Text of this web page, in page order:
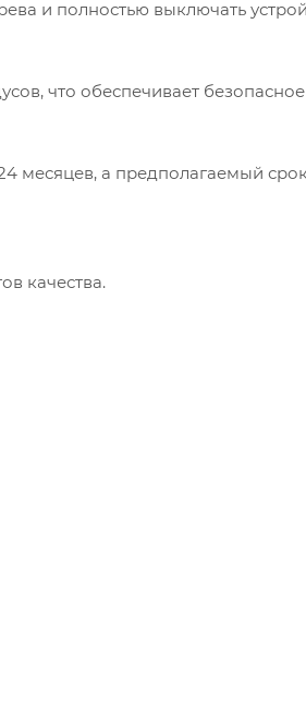
и полностью выключать
что обеспечивает
месяцев, а предполагаемый
качества.